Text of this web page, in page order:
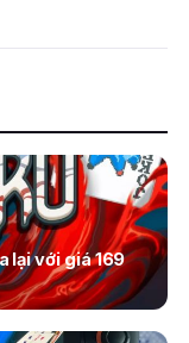
lại với giá 169